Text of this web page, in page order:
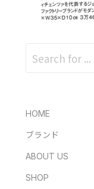
HOME
ブランド
ABOUT US
SHOP